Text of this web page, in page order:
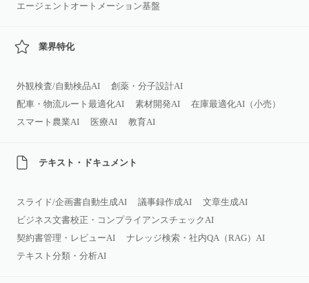
エージェントオートメーション基盤
業界特化
外観検査/自動検品AI
創薬・分子設計AI
配車・物流ルート最適化AI
素材開発AI
在庫最適化AI（小売）
スマート農業AI
医療AI 教育AI
テキスト・ドキュメント
スライド/企画書自動生成AI 議事録作成AI
文章生成AI
ビジネス文書校正・コンプライアンスチェックAI
契約書管理・レビューAI
ナレッジ検索・社内QA（RAG）AI
テキスト分類・分析AI